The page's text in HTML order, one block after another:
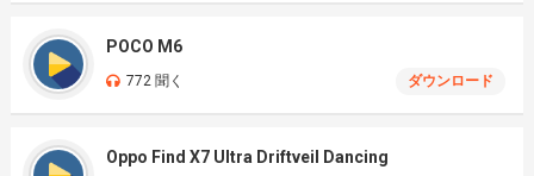
POCO M6
772 聞く ダウンロード
Oppo Find X7 Ultra Driftveil Dancing